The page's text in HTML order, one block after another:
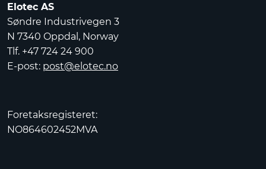
Elotec AS
Søndre Industrivegen 3
N 7340 Oppdal, Norway
Tlf. +47 724 24 900
E-post: post@elotec.no
Foretaksregisteret:
NO864602452MVA